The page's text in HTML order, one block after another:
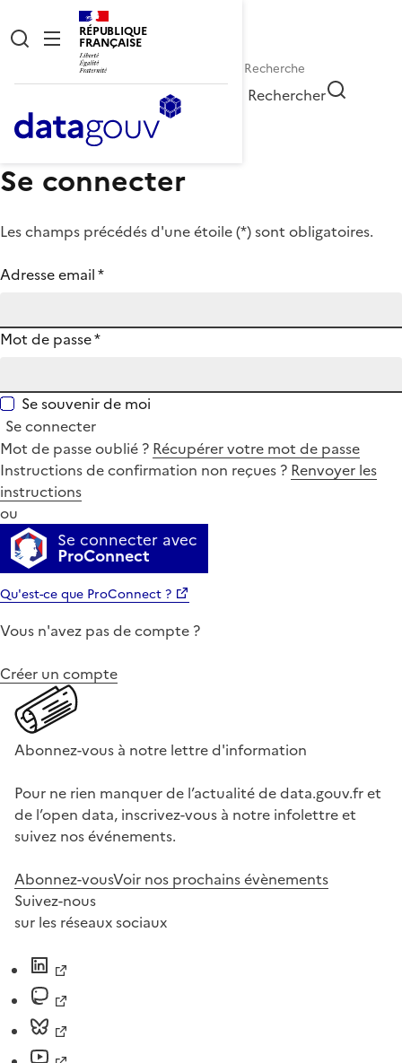
RÉPUBLIQUE
FRANÇAISE
Rechercher
Se connecter
Les champs précédés d'une étoile (*) sont obligatoires.
Adresse email*
Mot de passe*
Se souvenir de moi
Se connecter
Mot de passe oublié ? Récupérer votre mot de passe
Instructions de confirmation non reçues ? Renvoyer les
instructions
ou
Se connecter avec
ProConnect
Qu'est-ce que ProConnect ?
Vous n'avez pas de compte ?
Créer un compte
Abonnez-vous à notre lettre d'information
Pour ne rien manquer de l’actualité de data.gouv.fr et
de l’open data, inscrivez-vous à notre infolettre et
suivez nos événements.
Abonnez-vousVoir nos prochains évènements
Suivez-nous
sur les réseaux sociaux